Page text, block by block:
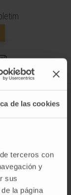
de las cookies
terceros con
y
sus
la página